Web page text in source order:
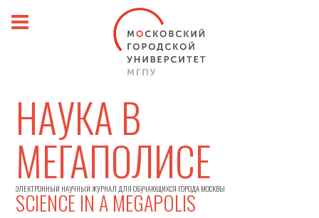
НАУКА В
МЕГАПОЛИСЕ
ЭЛЕКТРОННЫЙ НАУЧНЫЙ ЖУРНАЛ ДЛЯ ОБУЧАЮЩИХСЯ ГОРОДА МОСКВЫ
SCIENCE IN A MEGAPOLIS